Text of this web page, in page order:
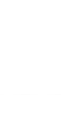
Zigon Sehpa